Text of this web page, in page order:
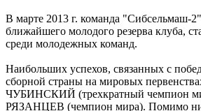
В марте 2013 г. команда "Сибсельмаш-
ближайшего молодого резерва клуба,
среди молодежных команд.
Наибольших успехов, связанных с
сборной страны на мировых
ЧУБИНСКИЙ (трехкратный чемпион
РЯЗАНЦЕВ (чемпион мира). Помимо